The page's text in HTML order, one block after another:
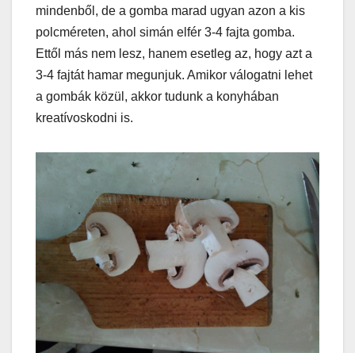
mindenből, de a gomba marad ugyan azon a kis
polcméreten, ahol simán elfér 3-4 fajta gomba.
Ettől más nem lesz, hanem esetleg az, hogy azt a
3-4 fajtát hamar megunjuk. Amikor válogatni lehet
a gombák közül, akkor tudunk a konyhában
kreatívoskodni is.